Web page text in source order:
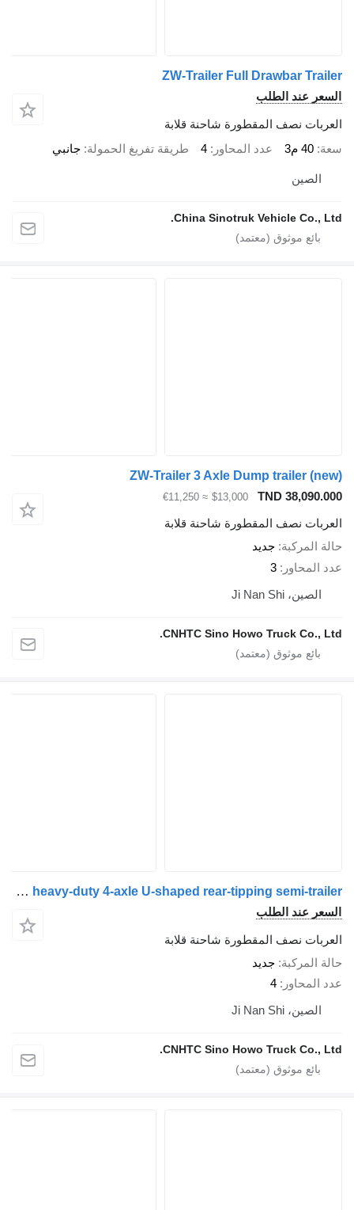
ZW-Trailer Full Drawbar
عند الطلب
نصف المقطورة شاحنة قلابة
40 م3
عدد المحاور 4 طريقة تفريغ الحمولة جانبي
China Sinotruk Vehicle
ZW-Trailer 3 Axle Dump trailer
TND
$13,000
≈ €11,250
نصف المقطورة شاحنة قلابة
جديد
3
CNHTC Sino Howo Truck
ZW-Trailer heavy-duty 4-axle U-shaped rear-tipping semi-trailer
عند الطلب
نصف المقطورة شاحنة قلابة
جديد
4
CNHTC Sino Howo Truck